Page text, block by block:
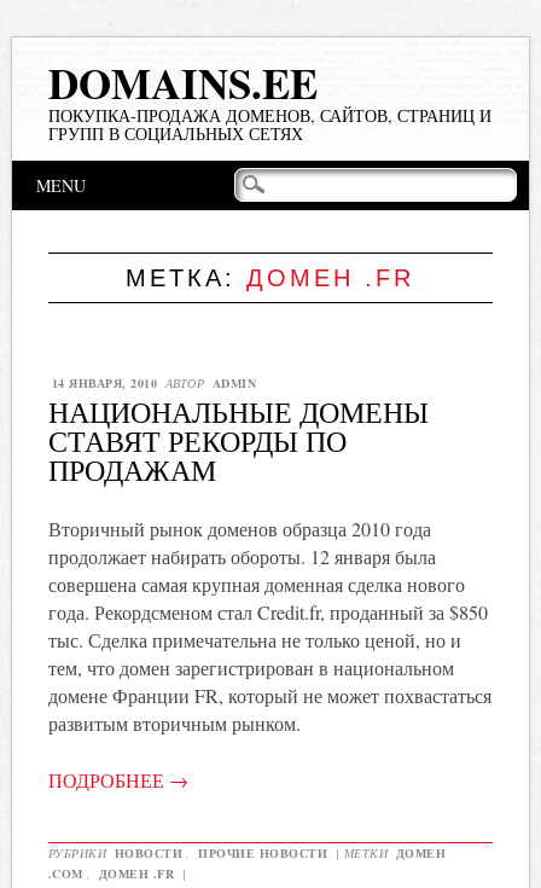
DOMAINS.EE
ПОКУПКА-ПРОДАЖА ДОМЕНОВ, САЙТОВ, СТРАНИЦ И
ГРУПП В СОЦИАЛЬНЫХ СЕТЯХ
Main menu
MENU
МЕТКА:ДОМЕН .FR
14 ЯНВАРЯ, 2010 АВТОР ADMIN
НАЦИОНАЛЬНЫЕ ДОМЕНЫ
СТАВЯТ РЕКОРДЫ ПО
ПРОДАЖАМ
Вторичный рынок доменов образца 2010 года
продолжает набирать обороты. 12 января была
совершена самая крупная доменная сделка нового
года. Рекордсменом стал Credit.fr, проданный за $850
тыс. Сделка примечательна не только ценой, но и
тем, что домен зарегистрирован в национальном
домене Франции FR, который не может похвастаться
развитым вторичным рынком.
ПОДРОБНЕЕ →
РУБРИКИ НОВОСТИ ПРОЧИЕ НОВОСТИ | МЕТКИ ДОМЕН
.COM
ДОМЕН .FR |